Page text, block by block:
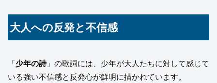
大人への反発と不信感
「 少年の詩」の歌詞には、少年が大人たちに対して感じて
いる強い不信感と反発心が鮮明に描かれています。